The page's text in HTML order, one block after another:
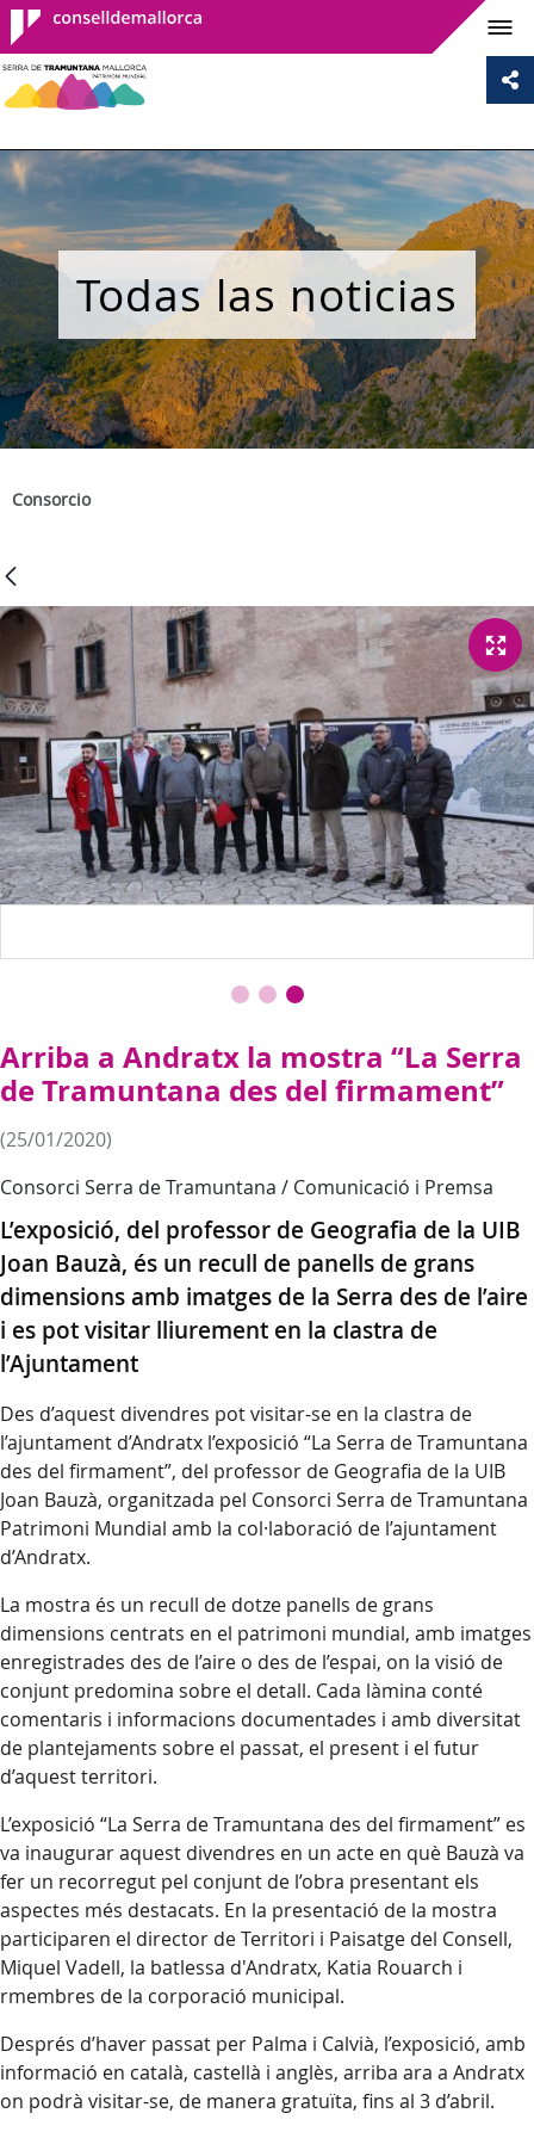
Consell de
Mallorca
Todas las noticias
Consorcio
Arriba a Andratx la mostra “La Serra
de Tramuntana des del firmament”
(25/01/2020)
Consorci Serra de Tramuntana / Comunicació i Premsa
L’exposició, del professor de Geografia de la UIB
Joan Bauzà, és un recull de panells de grans
dimensions amb imatges de la Serra des de l’aire
i es pot visitar lliurement en la clastra de
l’Ajuntament
Des d’aquest divendres pot visitar-se en la clastra de
l’ajuntament d’Andratx l’exposició “La Serra de Tramuntana
des del firmament”, del professor de Geografia de la UIB
Joan Bauzà, organitzada pel Consorci Serra de Tramuntana
Patrimoni Mundial amb la col·laboració de l’ajuntament
d’Andratx.
La mostra és un recull de dotze panells de grans
dimensions centrats en el patrimoni mundial, amb imatges
enregistrades des de l’aire o des de l’espai, on la visió de
conjunt predomina sobre el detall. Cada làmina conté
comentaris i informacions documentades i amb diversitat
de plantejaments sobre el passat, el present i el futur
d’aquest territori.
L’exposició “La Serra de Tramuntana des del firmament” es
va inaugurar aquest divendres en un acte en què Bauzà va
fer un recorregut pel conjunt de l’obra presentant els
aspectes més destacats. En la presentació de la mostra
participaren el director de Territori i Paisatge del Consell,
Miquel Vadell, la batlessa d'Andratx, Katia Rouarch i
rmembres de la corporació municipal.
Després d’haver passat per Palma i Calvià, l’exposició, amb
informació en català, castellà i anglès, arriba ara a Andratx
on podrà visitar-se, de manera gratuïta, fins al 3 d’abril.